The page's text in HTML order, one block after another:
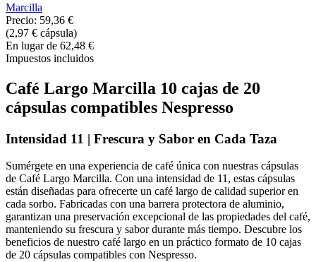
Marcilla
Precio: 59,36 €
(2,97 € cápsula)
En lugar de 62,48 €
Impuestos incluidos
Café Largo Marcilla 10 cajas de 20
cápsulas compatibles Nespresso
Intensidad 11 | Frescura y Sabor en Cada Taza
Sumérgete en una experiencia de café única con nuestras cápsulas
de Café Largo Marcilla. Con una intensidad de 11, estas cápsulas
están diseñadas para ofrecerte un café largo de calidad superior en
cada sorbo. Fabricadas con una barrera protectora de aluminio,
garantizan una preservación excepcional de las propiedades del café,
manteniendo su frescura y sabor durante más tiempo. Descubre los
beneficios de nuestro café largo en un práctico formato de 10 cajas
de 20 cápsulas compatibles con Nespresso.